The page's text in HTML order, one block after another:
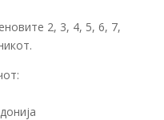
2, 3, 4, 5, 6, 7,